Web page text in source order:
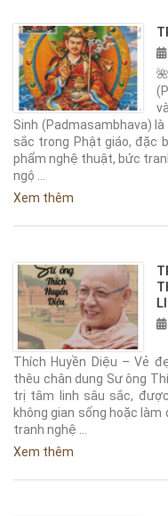
Sinh (Padmasambhava)
sắc trong Phật giáo, đặc
phẩm nghệ thuật, bức
ngộ …
Xem thêm
Thích Huyền Diệu – Vẻ
thêu chân dung Sư ông
trị tâm linh sâu sắc,
không gian sống hoặc
tranh nghệ …
Xem thêm